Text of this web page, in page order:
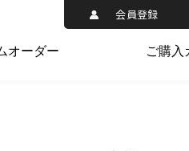
オーダー ご購入
会員登録